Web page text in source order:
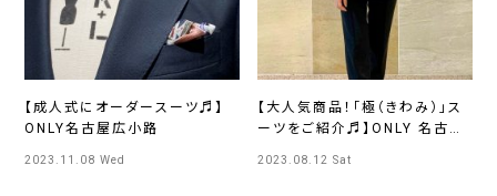
【成人式にオーダースーツ♬】
ONLY名古屋広小路
2023.11.08 Wed
【大人気商品！「極（きわみ）」ス
ーツをご紹介♬】ONLY 名古屋
2023.08.12 Sat